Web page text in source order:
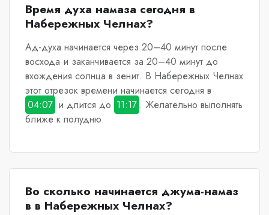
Время духа намаза сегодня в
Набережных Челнах?
Ад-духа начинается через 20–40 минут после
восхода и заканчивается за 20–40 минут до
вхождения солнца в зенит. В Набережных Челнах
этот отрезок времени начинается сегодня в
04:07 и длится до 11:17 . Желательно выполнять
ближе к полудню.
Во сколько начинается джума-намаз
в в Набережных Челнах?